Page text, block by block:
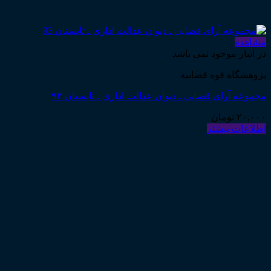
مشاهده
در انبار موجود نمی باشد
پژوهشگاه قوه قضاییه
مجموعه آرای قضایی ـ دیوان عدالت اداری ـ تابستان ۹۳
۲۰,۰۰۰ تومان
اطلاعات بیشتر